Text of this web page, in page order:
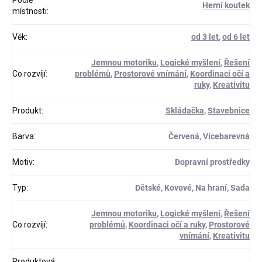
místnosti:
Herní koutek
Věk: od 3 let,od 6 let
Co rozvíjí:
Jemnou motoriku, Logické myšlení, Řešení
problémů, Prostorové vnímání, Koordinaci očí a
ruky, Kreativitu
Produkt: Skládačka,Stavebnice
Barva: Červená, Vícebarevná
Motiv: Dopravní prostředky
Typ: Dětské, Kovové, Na hraní, Sada
Co rozvíjí:
Jemnou motoriku, Logické myšlení, Řešení
problémů, Koordinaci očí a ruky, Prostorové
vnímání, Kreativitu